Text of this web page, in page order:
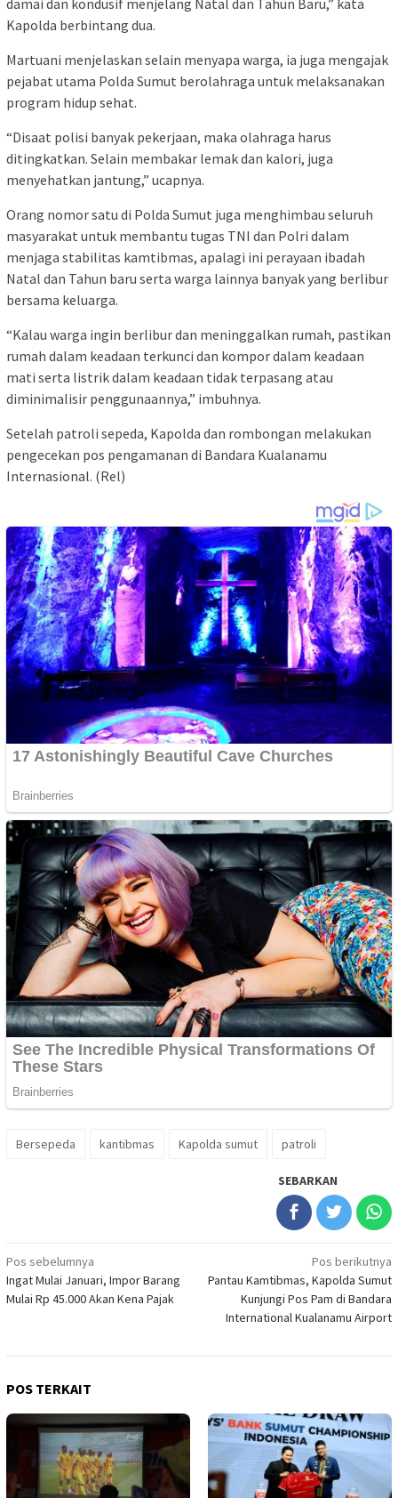
Kapolda berbintang dua.
Martuani menjelaskan selain menyapa warga, ia juga mengajak
pejabat utama Polda Sumut berolahraga untuk melaksanakan
program hidup sehat.
“Disaat polisi banyak pekerjaan, maka olahraga harus
ditingkatkan. Selain membakar lemak dan kalori, juga
menyehatkan jantung,” ucapnya.
Orang nomor satu di Polda Sumut juga menghimbau seluruh
masyarakat untuk membantu tugas TNI dan Polri dalam
menjaga stabilitas kamtibmas, apalagi ini perayaan ibadah
Natal dan Tahun baru serta warga lainnya banyak yang berlibur
bersama keluarga.
“Kalau warga ingin berlibur dan meninggalkan rumah, pastikan
rumah dalam keadaan terkunci dan kompor dalam keadaan
mati serta listrik dalam keadaan tidak terpasang atau
diminimalisir penggunaannya,” imbuhnya.
Setelah patroli sepeda, Kapolda dan rombongan melakukan
pengecekan pos pengamanan di Bandara Kualanamu
Internasional. (Rel)
Bersepeda kantibmas Kapolda sumut patroli
SEBARKAN
Navigasi
pos
Pos sebelumnya
Ingat Mulai Januari, Impor Barang
Mulai Rp 45.000 Akan Kena Pajak
Pos berikutnya
Pantau Kamtibmas, Kapolda Sumut
Kunjungi Pos Pam di Bandara
International Kualanamu Airport
POS TERKAIT